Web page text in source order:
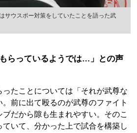
サウスポー対策をしていたことを語った武
もらっているようでは…」との声
たことについては「それが武尊な
前に出て殴るのが武尊のファイト
だから隙も生まれやすい。そのこ
ていて、分かった上で試合を構築し